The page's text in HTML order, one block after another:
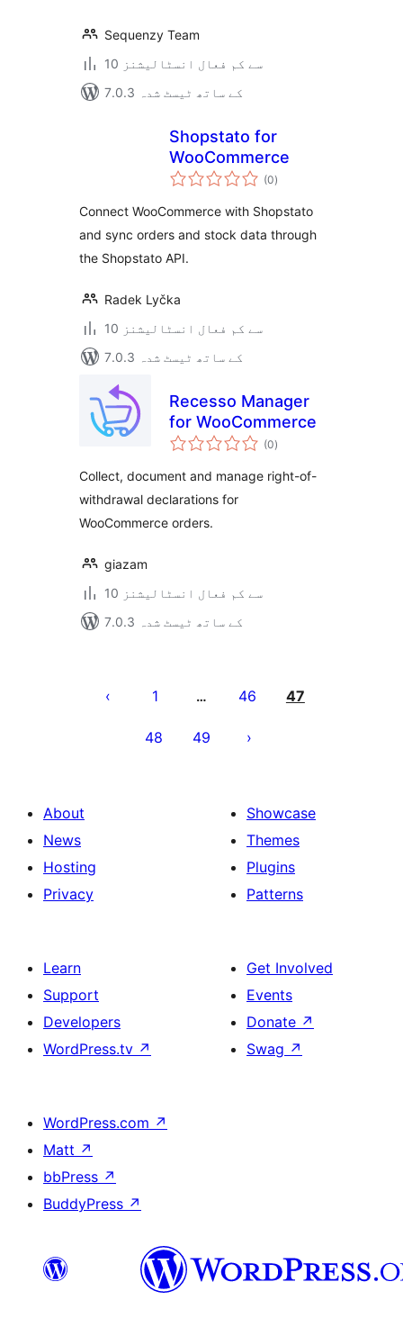
Sequenzy Team
10 سے کم فعال انسٹالیشنز
7.0.3 کے ساتھ ٹیسٹ شدہ
Shopstato for
WooCommerce
(0مجموعی
درجہ
)
Connect WooCommerce with Shopstato
and sync orders and stock data through
the Shopstato API.
Radek Lyčka
10 سے کم فعال انسٹالیشنز
7.0.3 کے ساتھ ٹیسٹ شدہ
Recesso Manager
for WooCommerce
(0مجموعی
درجہ
)
Collect, document and manage right-of-
withdrawal declarations for
WooCommerce orders.
giazam
10 سے کم فعال انسٹالیشنز
7.0.3 کے ساتھ ٹیسٹ شدہ
pagination
1 … 46 47
48 49
About
News
Hosting
Privacy
Showcase
Themes
Plugins
Patterns
Learn
Support
Developers
WordPress.tv ↗
Get Involved
Events
Donate ↗
Swag ↗
WordPress.com ↗
Matt ↗
bbPress ↗
BuddyPress ↗